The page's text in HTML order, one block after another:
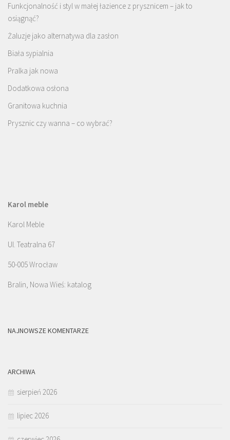
Funkcjonalność i styl w małej łazience z prysznicem – jak to
osiągnąć?
Żaluzje jako alternatywa dla zasłon
Biała sypialnia
Pralka jak nowa
Dodatkowa osłona
Granitowa kuchnia
Prysznic czy wanna – co wybrać?
Karol meble
Karol Meble
Ul. Teatralna 67
50-005 Wrocław
Bralin, Nowa Wieś: katalog
NAJNOWSZE KOMENTARZE
ARCHIWA
sierpień 2026
lipiec 2026